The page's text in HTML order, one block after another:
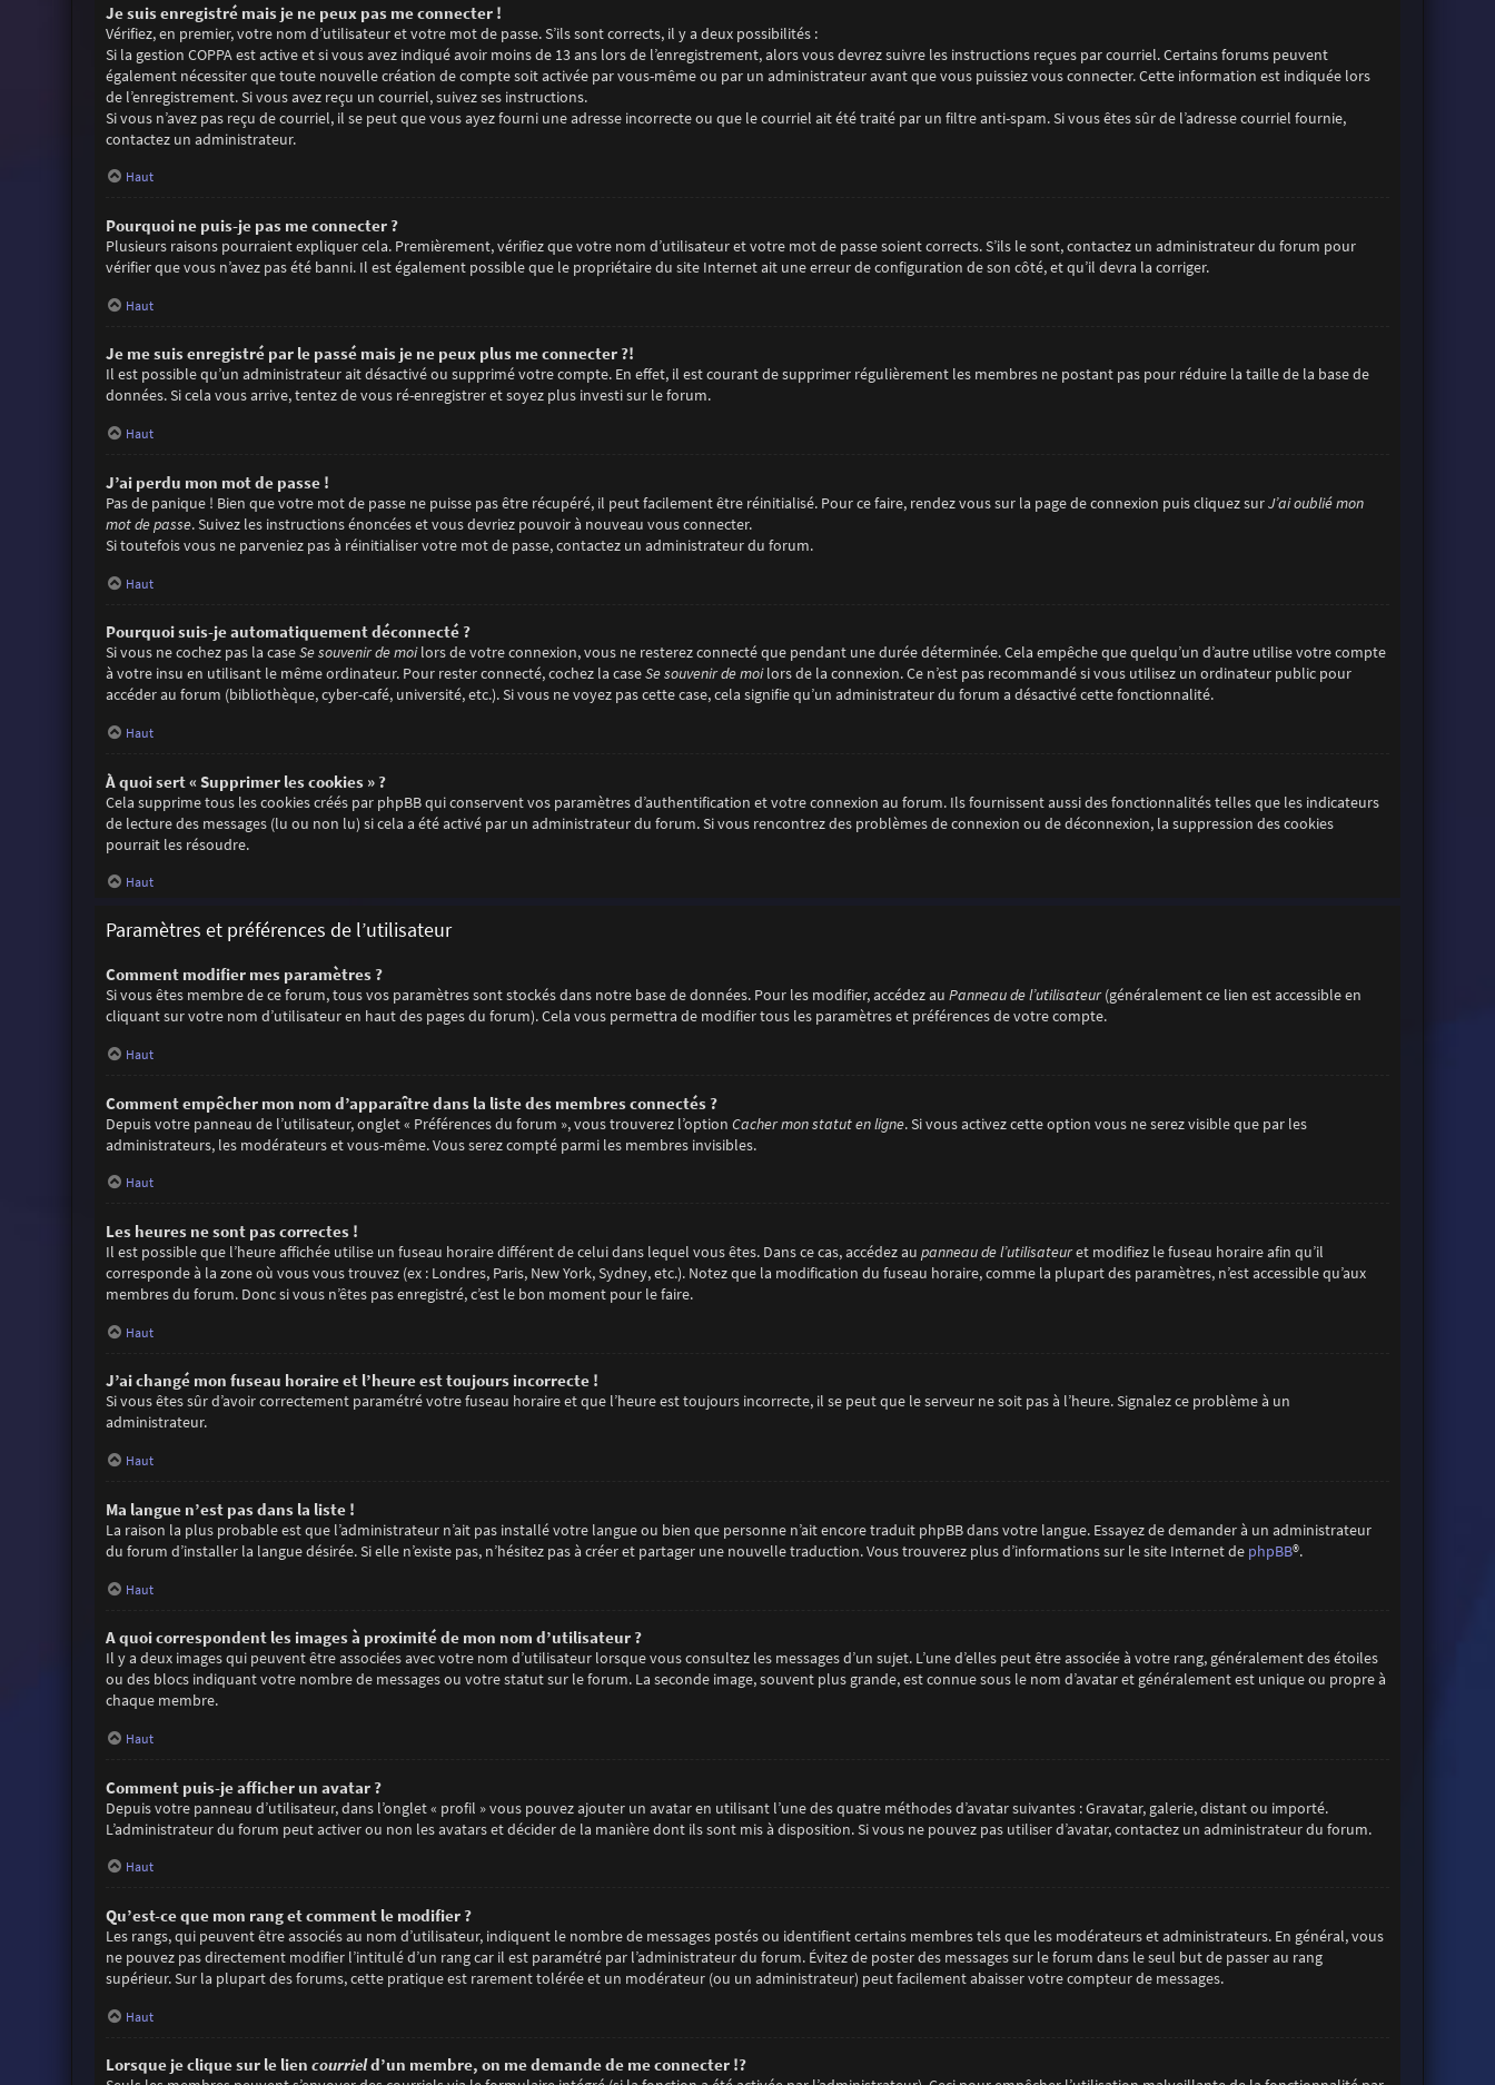
Je suis enregistré mais je ne peux pas me connecter !
Vérifiez, en premier, votre nom d’utilisateur et votre mot de passe. S’ils sont corrects, il y a deux possibilités :
Si la gestion COPPA est active et si vous avez indiqué avoir moins de 13 ans lors de l’enregistrement, alors vous devrez suivre les instructions reçues par courriel. Certains forums peuvent
également nécessiter que toute nouvelle création de compte soit activée par vous-même ou par un administrateur avant que vous puissiez vous connecter. Cette information est indiquée lors
de l’enregistrement. Si vous avez reçu un courriel, suivez ses instructions.
Si vous n’avez pas reçu de courriel, il se peut que vous ayez fourni une adresse incorrecte ou que le courriel ait été traité par un filtre anti-spam. Si vous êtes sûr de l’adresse courriel fournie,
contactez un administrateur.
Haut
Pourquoi ne puis-je pas me connecter ?
Plusieurs raisons pourraient expliquer cela. Premièrement, vérifiez que votre nom d’utilisateur et votre mot de passe soient corrects. S’ils le sont, contactez un administrateur du forum pour
vérifier que vous n’avez pas été banni. Il est également possible que le propriétaire du site Internet ait une erreur de configuration de son côté, et qu’il devra la corriger.
Haut
Je me suis enregistré par le passé mais je ne peux plus me connecter ?!
Il est possible qu’un administrateur ait désactivé ou supprimé votre compte. En effet, il est courant de supprimer régulièrement les membres ne postant pas pour réduire la taille de la base de
données. Si cela vous arrive, tentez de vous ré-enregistrer et soyez plus investi sur le forum.
Haut
J’ai perdu mon mot de passe !
Pas de panique ! Bien que votre mot de passe ne puisse pas être récupéré, il peut facilement être réinitialisé. Pour ce faire, rendez vous sur la page de connexion puis cliquez surJ’ai oublié mon
mot de passe. Suivez les instructions énoncées et vous devriez pouvoir à nouveau vous connecter.
Si toutefois vous ne parveniez pas à réinitialiser votre mot de passe, contactez un administrateur du forum.
Haut
Pourquoi suis-je automatiquement déconnecté ?
Si vous ne cochez pas la caseSe souvenir de moilors de votre connexion, vous ne resterez connecté que pendant une durée déterminée. Cela empêche que quelqu’un d’autre utilise votre compte
à votre insu en utilisant le même ordinateur. Pour rester connecté, cochez la caseSe souvenir de moilors de la connexion. Ce n’est pas recommandé si vous utilisez un ordinateur public pour
accéder au forum (bibliothèque, cyber-café, université, etc.). Si vous ne voyez pas cette case, cela signifie qu’un administrateur du forum a désactivé cette fonctionnalité.
Haut
À quoi sert « Supprimer les cookies » ?
Cela supprime tous les cookies créés par phpBB qui conservent vos paramètres d’authentification et votre connexion au forum. Ils fournissent aussi des fonctionnalités telles que les indicateurs
de lecture des messages (lu ou non lu) si cela a été activé par un administrateur du forum. Si vous rencontrez des problèmes de connexion ou de déconnexion, la suppression des cookies
pourrait les résoudre.
Haut
Paramètres et préférences de l’utilisateur
Comment modifier mes paramètres ?
Si vous êtes membre de ce forum, tous vos paramètres sont stockés dans notre base de données. Pour les modifier, accédez au Panneau de l’utilisateur(généralement ce lien est accessible en
cliquant sur votre nom d’utilisateur en haut des pages du forum). Cela vous permettra de modifier tous les paramètres et préférences de votre compte.
Haut
Comment empêcher mon nom d’apparaître dans la liste des membres connectés ?
Depuis votre panneau de l’utilisateur, onglet « Préférences du forum », vous trouverez l’option Cacher mon statut en ligne. Si vous activez cette option vous ne serez visible que par les
administrateurs, les modérateurs et vous-même. Vous serez compté parmi les membres invisibles.
Haut
Les heures ne sont pas correctes !
Il est possible que l’heure affichée utilise un fuseau horaire différent de celui dans lequel vous êtes. Dans ce cas, accédez au panneau de l’utilisateuret modifiez le fuseau horaire afin qu’il
corresponde à la zone où vous vous trouvez (ex : Londres, Paris, New York, Sydney, etc.). Notez que la modification du fuseau horaire, comme la plupart des paramètres, n’est accessible qu’aux
membres du forum. Donc si vous n’êtes pas enregistré, c’est le bon moment pour le faire.
Haut
J’ai changé mon fuseau horaire et l’heure est toujours incorrecte !
Si vous êtes sûr d’avoir correctement paramétré votre fuseau horaire et que l’heure est toujours incorrecte, il se peut que le serveur ne soit pas à l’heure. Signalez ce problème à un
administrateur.
Haut
Ma langue n’est pas dans la liste !
La raison la plus probable est que l’administrateur n’ait pas installé votre langue ou bien que personne n’ait encore traduit phpBB dans votre langue. Essayez de demander à un administrateur
du forum d’installer la langue désirée. Si elle n’existe pas, n’hésitez pas à créer et partager une nouvelle traduction. Vous trouverez plus d’informations sur le site Internet de phpBB®.
Haut
A quoi correspondent les images à proximité de mon nom d’utilisateur ?
Il y a deux images qui peuvent être associées avec votre nom d’utilisateur lorsque vous consultez les messages d’un sujet. L’une d’elles peut être associée à votre rang, généralement des étoiles
ou des blocs indiquant votre nombre de messages ou votre statut sur le forum. La seconde image, souvent plus grande, est connue sous le nom d’avatar et généralement est unique ou propre à
chaque membre.
Haut
Comment puis-je afficher un avatar ?
Depuis votre panneau d’utilisateur, dans l’onglet « profil » vous pouvez ajouter un avatar en utilisant l’une des quatre méthodes d’avatar suivantes : Gravatar, galerie, distant ou importé.
L’administrateur du forum peut activer ou non les avatars et décider de la manière dont ils sont mis à disposition. Si vous ne pouvez pas utiliser d’avatar, contactez un administrateur du forum.
Haut
Qu’est-ce que mon rang et comment le modifier ?
Les rangs, qui peuvent être associés au nom d’utilisateur, indiquent le nombre de messages postés ou identifient certains membres tels que les modérateurs et administrateurs. En général, vous
ne pouvez pas directement modifier l’intitulé d’un rang car il est paramétré par l’administrateur du forum. Évitez de poster des messages sur le forum dans le seul but de passer au rang
supérieur. Sur la plupart des forums, cette pratique est rarement tolérée et un modérateur (ou un administrateur) peut facilement abaisser votre compteur de messages.
Haut
Lorsque je clique sur le lien courrield’un membre, on me demande de me connecter !?